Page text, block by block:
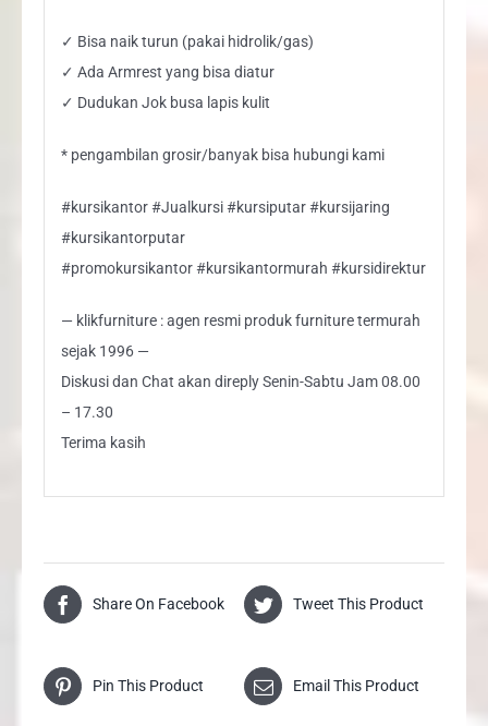
✓ Bisa naik turun (pakai hidrolik/gas)
✓ Ada Armrest yang bisa diatur
✓ Dudukan Jok busa lapis kulit
* pengambilan grosir/banyak bisa hubungi kami
#kursikantor #Jualkursi #kursiputar #kursijaring
#kursikantorputar
#promokursikantor #kursikantormurah #kursidirektur
— klikfurniture : agen resmi produk furniture termurah
sejak 1996 —
Diskusi dan Chat akan direply Senin-Sabtu Jam 08.00
– 17.30
Terima kasih
Share On Facebook Tweet This Product
Pin This Product Email This Product